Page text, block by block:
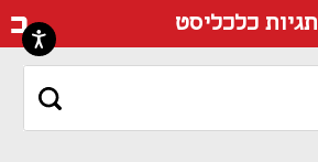
תגיות כלכליסט